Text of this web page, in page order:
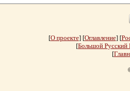
[О проекте] [Оглавление] [
[Большой Русский
[